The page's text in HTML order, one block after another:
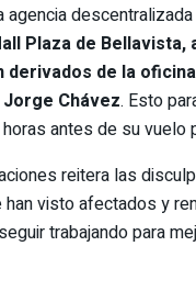
agencia
Plaza de Bellavista,
derivados de la
Chávez. Esto
antes de su vuelo
reitera las
visto afectados y
trabajando para